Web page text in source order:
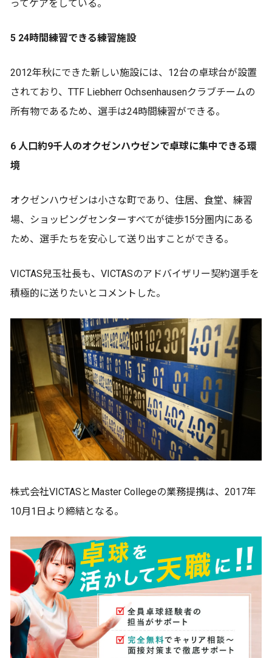
ってケアをしている。
5 24時間練習できる練習施設
2012年秋にできた新しい施設には、12台の卓球台が設置
されており、TTF Liebherr Ochsenhausenクラブチームの
所有物であるため、選手は24時間練習ができる。
6 人口約9千人のオクゼンハウゼンで卓球に集中できる環
境
オクゼンハウゼンは小さな町であり、住居、食堂、練習
場、ショッピングセンターすべてが徒歩15分圏内にある
ため、選手たちを安心して送り出すことができる。
VICTAS兒玉社長も、VICTASのアドバイザリー契約選手を
積極的に送りたいとコメントした。
株式会社VICTASとMaster Collegeの業務提携は、2017年
10月1日より締結となる。